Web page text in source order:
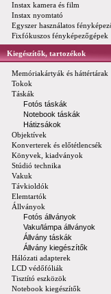
Instax kamera és film
Instax nyomtató
Egyszer használatos
Fixfókuszos fényképezőgépek
Kiegészítők, tartozékok
Memóriakártyák és háttértárak
Tokok
Táskák
Fotós táskák
Notebook táskák
Hátizsákok
Objektívek
Konverterek és előtétlencsék
Könyvek, kiadványok
Stúdió technika
Vakuk
Távkioldók
Elemtartók
Állványok
Fotós állványok
Vaku/lámpa állványok
Állvány táskák
Állvány kiegészítők
Hálózati adapterek
LCD védőfóliák
Tisztító eszközök
Notebook kiegészítők